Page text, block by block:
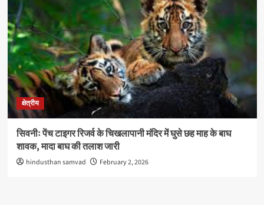
क्षेत्रीय
सिवनीः पेंच टाइगर रिजर्व के चिखलापानी मंदिर में घुसे छह माह के बाघ
शावक, मादा बाघ की तलाश जारी
hindusthan samvad February 2, 2026